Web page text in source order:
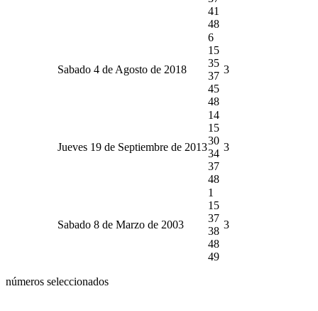
41
48
Sabado 4 de Agosto de 2018
6
15
35
37
45
48
3
Jueves 19 de Septiembre de 2013
14
15
30
34
37
48
3
Sabado 8 de Marzo de 2003
1
15
37
38
48
49
3
números seleccionados